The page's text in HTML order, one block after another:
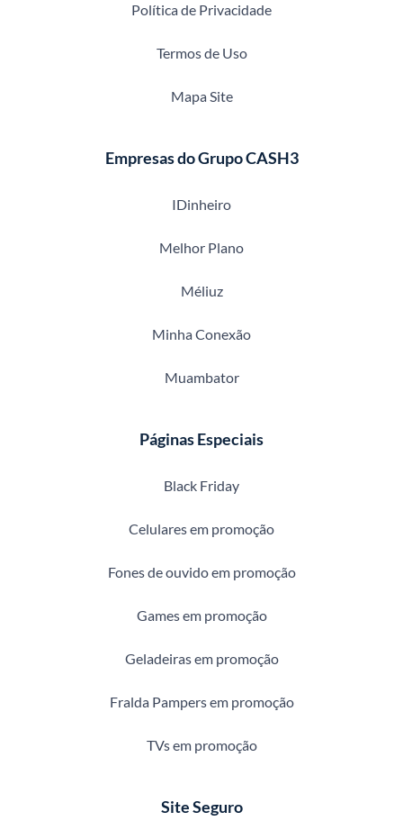
Política de Privacidade
Termos de Uso
Mapa Site
Empresas do Grupo CASH3
IDinheiro
Melhor Plano
Méliuz
Minha Conexão
Muambator
Páginas Especiais
Black Friday
Celulares em promoção
Fones de ouvido em promoção
Games em promoção
Geladeiras em promoção
Fralda Pampers em promoção
TVs em promoção
Site Seguro